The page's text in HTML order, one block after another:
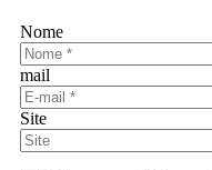
Nome
mail
Site